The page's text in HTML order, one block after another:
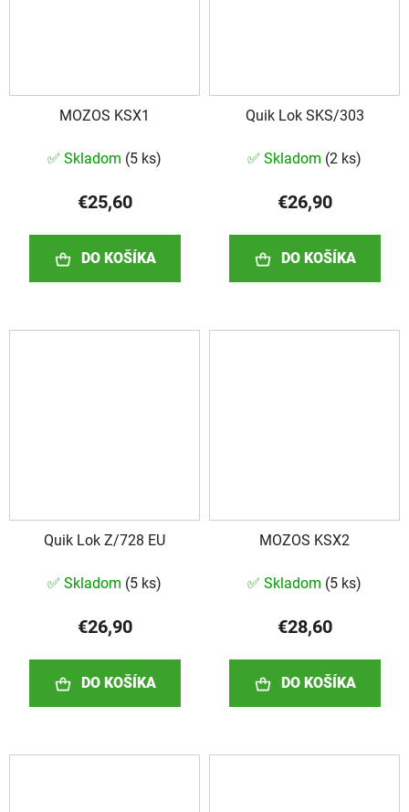
MOZOS KSX1
✅ Skladom (5 ks)
€25,60
DO KOŠÍKA
Quik Lok SKS/303
✅ Skladom (2 ks)
€26,90
DO KOŠÍKA
Quik Lok Z/728 EU
✅ Skladom (5 ks)
€26,90
DO KOŠÍKA
MOZOS KSX2
✅ Skladom (5 ks)
€28,60
DO KOŠÍKA